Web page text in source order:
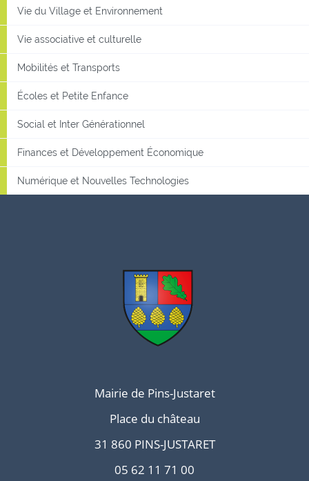
Vie du Village et Environnement
Vie associative et culturelle
Mobilités et Transports
Écoles et Petite Enfance
Social et Inter Générationnel
Finances et Développement Économique
Numérique et Nouvelles Technologies
Mairie de Pins-Justaret
Place du château
31 860 PINS-JUSTARET
05 62 11 71 00